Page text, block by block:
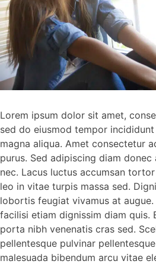
Lorem ipsum dolor sit amet,
sed do eiusmod tempor
magna aliqua. Amet consectetur
purus. Sed adipiscing diam
nec. Lacus luctus accumsan
leo in vitae turpis massa sed.
lobortis feugiat vivamus at
facilisi etiam dignissim diam
porta nibh venenatis cras sed.
pellentesque pulvinar
malesuada bibendum arcu vitae